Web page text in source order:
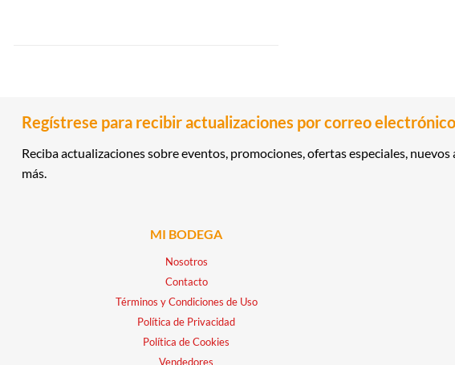
Regístrese para recibir actualizaciones por correo electrónico
Reciba actualizaciones sobre eventos, promociones, ofertas especiales,
más.
MI BODEGA
Nosotros
Contacto
Términos y Condiciones de Uso
Política de Privacidad
Política de Cookies
Vendedores